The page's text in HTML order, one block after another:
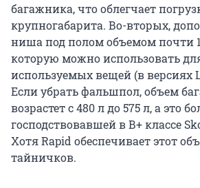
багажника, что облегчает
крупногабарита. Во-вторых,
ниша под полом объемом почти
которую можно использовать
используемых вещей (в версиях
Если убрать фальшпол, объем
возрастет с 480 л до 575 л, а это
господствовавшей в В+ классе
Хотя Rapid обеспечивает этот
тайничков.